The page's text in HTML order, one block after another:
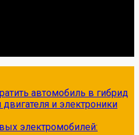
автомобиль в гибрид
и электроники
электромобилей: